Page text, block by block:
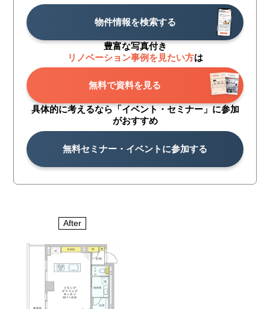
物件情報を検索する
豊富な写真付き
リノベーション事例を見たい方は
無料で資料を見る
具体的に考えるなら「イベント・セミナー」に参加
がおすすめ
無料セミナー・イベントに参加する
After